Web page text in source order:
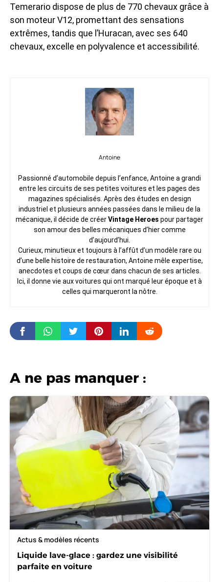
Temerario dispose de plus de 770 chevaux grâce à
son moteur V12, promettant des sensations
extrêmes, tandis que l’Huracan, avec ses 640
chevaux, excelle en polyvalence et accessibilité.
Antoine
Passionné d’automobile depuis l’enfance, Antoine a grandi
entre les circuits de ses petites voitures et les pages des
magazines spécialisés. Après des études en design
industriel et plusieurs années passées dans le milieu de la
mécanique, il décide de créerVintage Heroes pour partager
son amour des belles mécaniques d’hier comme
d’aujourd’hui.
Curieux, minutieux et toujours à l’affût d’un modèle rare ou
d’une belle histoire de restauration, Antoine mêle expertise,
anecdotes et coups de cœur dans chacun de ses articles.
Ici, il donne vie aux voitures qui ont marqué leur époque et à
celles qui marqueront la nôtre.
A ne pas manquer :
Actus & modèles récents
Liquide lave-glace : gardez une visibilité
parfaite en voiture